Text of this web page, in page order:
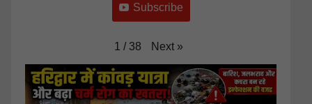
Subscribe
1 / 38 Next »